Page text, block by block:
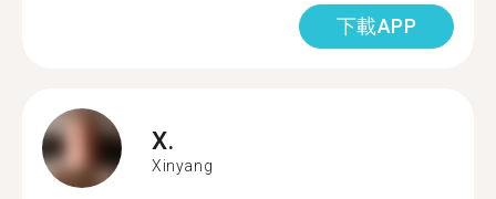
下載APP
X.
Xinyang